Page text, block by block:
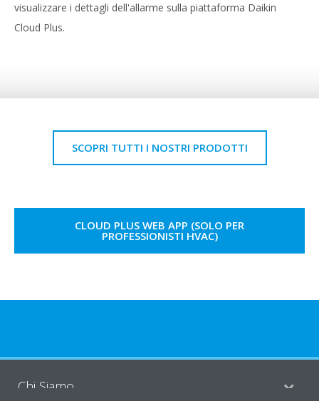
visualizzare i dettagli dell'allarme sulla piattaforma Daikin
Cloud Plus.
SCOPRI TUTTI I NOSTRI PRODOTTI
CLOUD PLUS WEB APP (SOLO PER
PROFESSIONISTI HVAC)
Chi Siamo